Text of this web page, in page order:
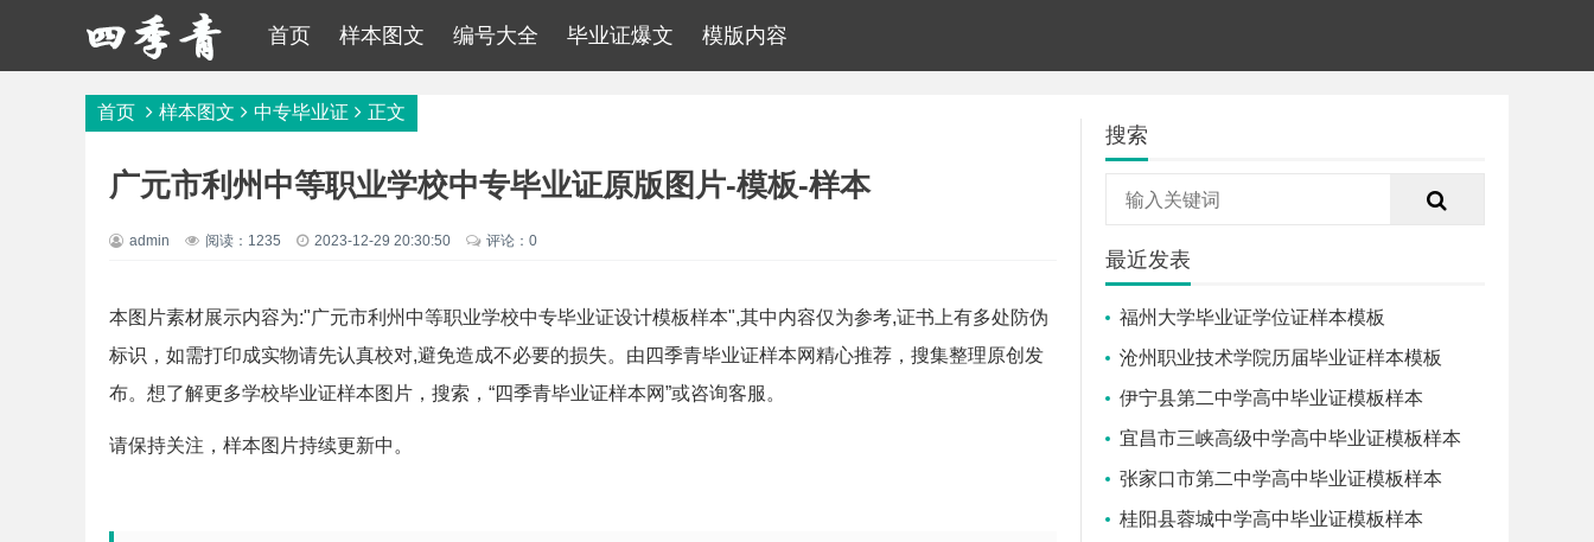
首页 样本图文 编号大全 毕业证爆文 模版内容
首页 样本图文 中专毕业证 正文
广元市利州中等职业学校中专毕业证原版图片-模板-样本
admin 阅读：1235 2023-12-29 20:30:50 评论：0
本图片素材展示内容为:"广元市利州中等职业学校中专毕业证设计模板样本",其中内容仅为参考,证书上有多处防伪
标识，如需打印成实物请先认真校对,避免造成不必要的损失。由四季青毕业证样本网精心推荐，搜集整理原创发
布。想了解更多学校毕业证样本图片，搜索，“四季青毕业证样本网”或咨询客服。
请保持关注，样本图片持续更新中。
搜索
最近发表
福州大学毕业证学位证样本模板
沧州职业技术学院历届毕业证样本模板
伊宁县第二中学高中毕业证模板样本
宜昌市三峡高级中学高中毕业证模板样本
张家口市第二中学高中毕业证模板样本
桂阳县蓉城中学高中毕业证模板样本